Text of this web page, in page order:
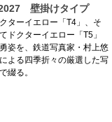
壁掛けタイプ
クターイエロー「T4」、そ
ドクターイエロー「T5」
姿を、鉄道写真家・村上悠
よる四季折々の厳選した写
綴る。